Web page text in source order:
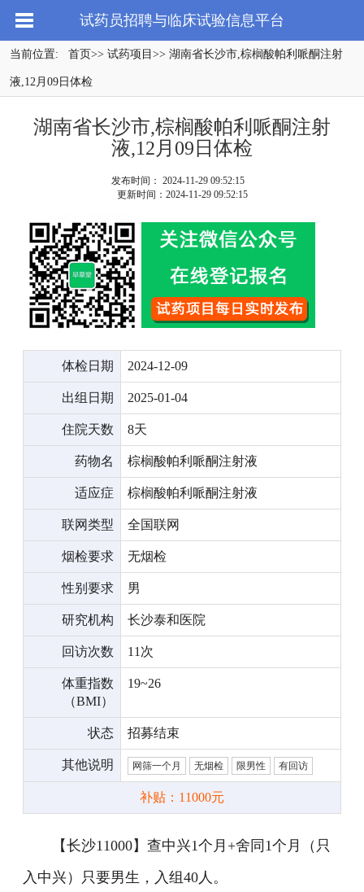
试药员招聘与临床试验信息平台
当前位置: 首页>> 试药项目 >> 湖南省长沙市,棕榈酸帕利哌酮注射
液,12月09日体检
湖南省长沙市,棕榈酸帕利哌酮注射
液,12月09日体检
发布时间： 2024-11-29 09:52:15
更新时间：2024-11-29 09:52:15
体检日期 2024-12-09
出组日期 2025-01-04
住院天数 8天
药物名 棕榈酸帕利哌酮注射液
适应症 棕榈酸帕利哌酮注射液
联网类型 全国联网
烟检要求 无烟检
性别要求 男
研究机构 长沙泰和医院
回访次数 11次
体重指数
（BMI）
19~26
状态 招募结束
其他说明 网筛一个月 无烟检 限男性 有回访
补贴：11000元
【长沙11000】查中兴1个月+舍同1个月（只
入中兴）只要男生，入组40人。